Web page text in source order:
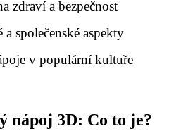
zdraví a bezpečnost
a společenské aspekty
v populární kultuře
nápoj 3D: Co to je?